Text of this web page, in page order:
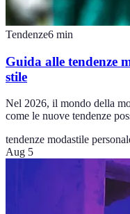
Tendenze6 min
Guida alle tendenze
stile
Nel 2026, il mondo della
come le nuove tendenze
tendenze modastile
Aug 5